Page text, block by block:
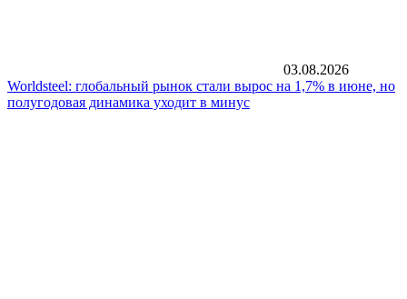
03.08.2026
Worldsteel: глобальный рынок стали вырос на 1,7% в июне, но
полугодовая динамика уходит в минус